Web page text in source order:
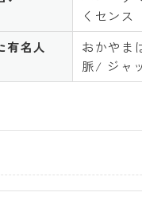
くセンス
有名人
おかや
脈/ ジャ